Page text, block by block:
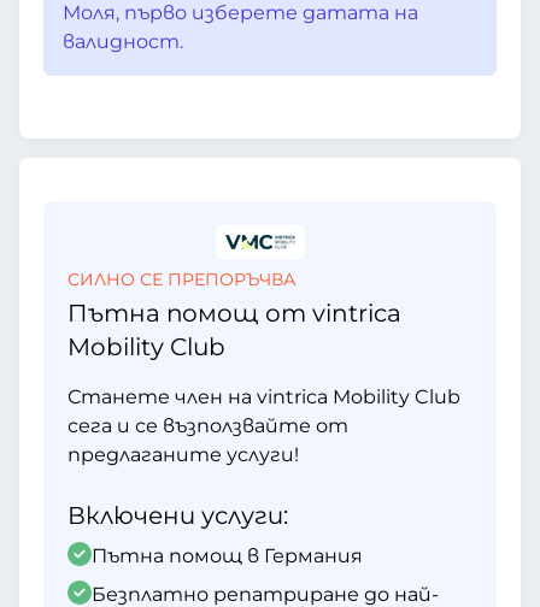
Моля, първо изберете датата на
валидност.
СИЛНО СЕ ПРЕПОРЪЧВА
Пътна помощ от vintrica
Mobility Club
Станете член на vintrica Mobility Club
сега и се възползвайте от
предлаганите услуги!
Включени услуги:
Пътна помощ в Германия
Безплатно репатриране до най-